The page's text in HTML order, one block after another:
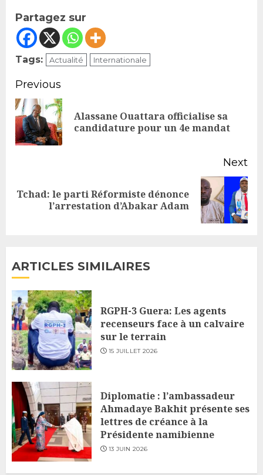
Partagez sur
Tags: Actualité Internationale
Continue
Reading
Previous
Alassane Ouattara officialise sa
candidature pour un 4e mandat
Next
Next
Tchad: le parti Réformiste dénonce
l’arrestation d’Abakar Adam
ARTICLES SIMILAIRES
RGPH-3 Guera: Les agents
recenseurs face à un calvaire
sur le terrain
15 JUILLET 2026
Diplomatie : l’ambassadeur
Ahmadaye Bakhit présente ses
lettres de créance à la
Présidente namibienne
13 JUIN 2026